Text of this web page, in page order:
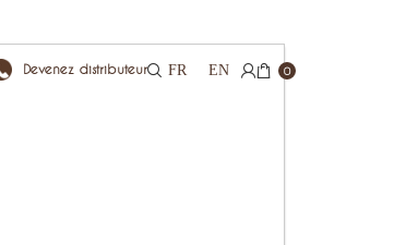
Devenez distributeur FR EN 0